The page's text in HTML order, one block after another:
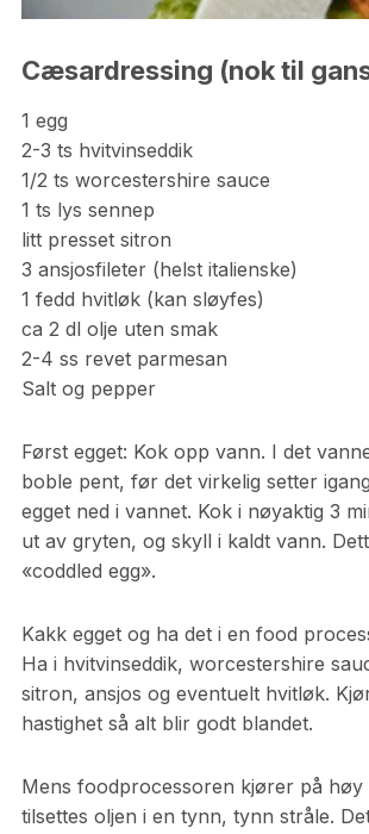
Cæsardressing (nok til
1 egg
2-3 ts hvitvinseddik
1/2 ts worcestershire sauce
1 ts lys sennep
litt presset sitron
3 ansjosfileter (helst italienske)
1 fedd hvitløk (kan sløyfes)
ca 2 dl olje uten smak
2-4 ss revet parmesan
Salt og pepper
Først egget: Kok opp vann. I det
boble pent, før det virkelig setter
egget ned i vannet. Kok i nøyaktig 3
ut av gryten, og skyll i kaldt vann.
«coddled egg».
Kakk egget og ha det i en food
Ha i hvitvinseddik, worcestershire
sitron, ansjos og eventuelt hvitløk.
hastighet så alt blir godt blandet.
Mens foodprocessoren kjører på høy
tilsettes oljen i en tynn, tynn stråle.